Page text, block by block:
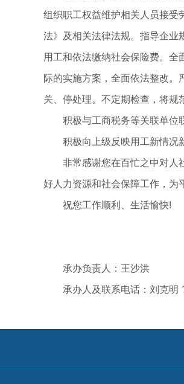
组织职工权益维护相关人员接受
法》及相关法律法规。指导企业
用工和依法缴纳社会保险费。
际的实施方案，全面依法整改
关、停处理。不定期检查，将规
积极与工商税务等关联单位联
积极向上级反映用工新情况新
非常感谢您在百忙之中对人社
好人力资源和社会保障工作，为
祝您工作顺利、生活愉快!
承办负责人：王沙洪
承办人及联系电话：刘克明